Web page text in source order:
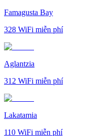
Famagusta Bay
328 WiFi miễn phí
Aglantzia
312 WiFi miễn phí
Lakatamia
110 WiFi miễn phí